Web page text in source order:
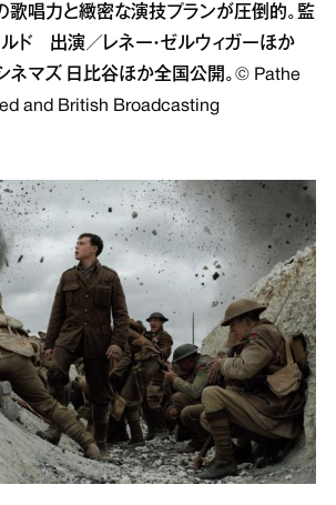
歌唱力と緻密な演技プランが圧倒的。監
ルド 出演／レネー・ゼルウィガーほか
ネマズ 日比谷ほか全国公開。© Pathe
and British Broadcasting